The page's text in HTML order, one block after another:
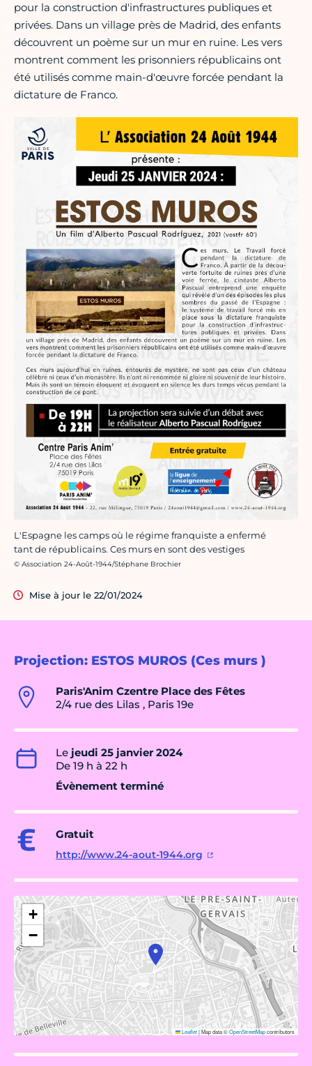
Projection: ESTOS MUROS (Ces murs )
Paris'Anim Czentre Place des Fêtes
2/4 rue des Lilas , Paris 19e
Le jeudi 25 janvier 2024
De 19 h à 22 h
Évènement terminé
Gratuit
http://www.24-aout-1944.org
+
−
Leaflet|Map data ©OpenStreetMapcontributors
pour la construction d'infrastructures publiques et
privées. Dans un village près de Madrid, des enfants
découvrent un poème sur un mur en ruine. Les vers
montrent comment les prisonniers républicains ont
été utilisés comme main-d'œuvre forcée pendant la
dictature de Franco.
L'Espagne les camps où le régime franquiste a enfermé
tant de républicains. Ces murs en sont des vestiges
Crédit photo :
© Association 24-Août-1944/Stéphane Brochier
Mise à jour le 22/01/2024